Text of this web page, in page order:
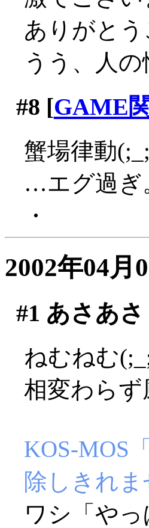
ありがと
うう、人
#8 [GAME
蟹場律動
…エグ過ぎ
・
2002年04月
#1 あさあさ
ねむねむ
相変わら
KOS-MOS
除しきれま
ワシ「や